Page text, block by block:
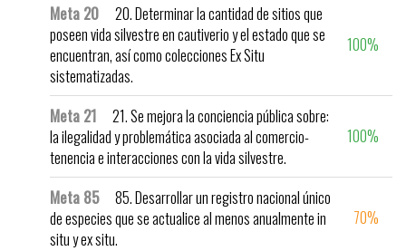
Meta 20
20. Determinar la cantidad de sitios que
poseen vida silvestre en cautiverio y el estado que se
encuentran, así como colecciones Ex Situ
sistematizadas.
100%
Meta 21
21. Se mejora la conciencia pública sobre:
la ilegalidad y problemática asociada al comercio-
tenencia e interacciones con la vida silvestre.
100%
Meta 85
85. Desarrollar un registro nacional único
de especies que se actualice al menos anualmente in
situ y ex situ.
70%